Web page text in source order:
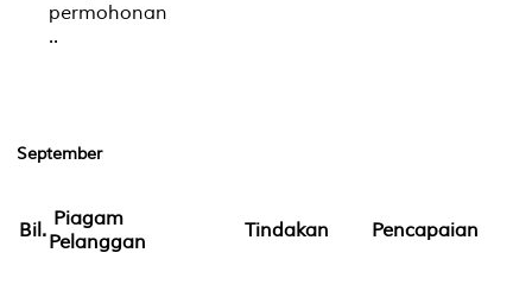
permohonan
..
September
Bil. Piagam
Pelanggan
Tindakan Pencapaian